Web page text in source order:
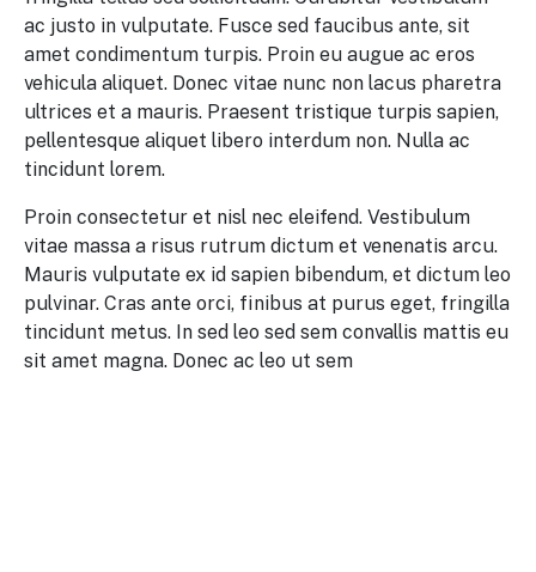
ac justo in vulputate. Fusce sed faucibus ante, sit
amet condimentum turpis. Proin eu augue ac eros
vehicula aliquet. Donec vitae nunc non lacus pharetra
ultrices et a mauris. Praesent tristique turpis sapien,
pellentesque aliquet libero interdum non. Nulla ac
tincidunt lorem.
Proin consectetur et nisl nec eleifend. Vestibulum
vitae massa a risus rutrum dictum et venenatis arcu.
Mauris vulputate ex id sapien bibendum, et dictum leo
pulvinar. Cras ante orci, finibus at purus eget, fringilla
tincidunt metus. In sed leo sed sem convallis mattis eu
sit amet magna. Donec ac leo ut sem